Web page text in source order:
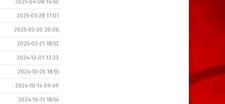
2025-04-08 14:50
2025-03-28 17:01
2025-03-20 20:06
2025-02-21 18:52
2024-12-01 13:23
2024-10-26 18:55
2024-10-14 09:49
2024-10-11 18:54